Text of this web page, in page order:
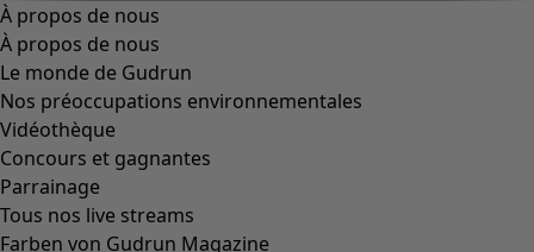
À propos de nous
À propos de nous
Le monde de Gudrun
Nos préoccupations environnementales
Vidéothèque
Concours et gagnantes
Parrainage
Tous nos live streams
Farben von Gudrun Magazine